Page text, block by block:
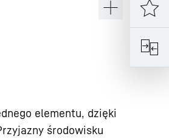
elementu, dzięki
środowisku